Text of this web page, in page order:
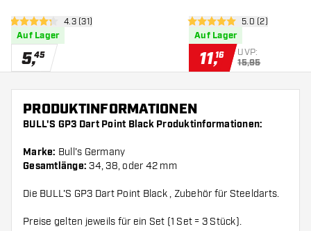
Bewertungsbereich öffnen
4.3 Bewertungssterne
4.3 (31)
Auf Lager
5,45
5 Bewertungssterne
5.0 (2)
Auf Lager
11,16 UVP:
15,95
PRODUKTINFORMATIONEN
BULL'S GP3 Dart Point Black Produktinformationen:
Marke: Bull's Germany
Gesamtlänge:34, 38, oder 42 mm
Die BULL'S GP3 Dart Point Black , Zubehör für Steeldarts.
Preise gelten jeweils für ein Set (1 Set = 3 Stück).